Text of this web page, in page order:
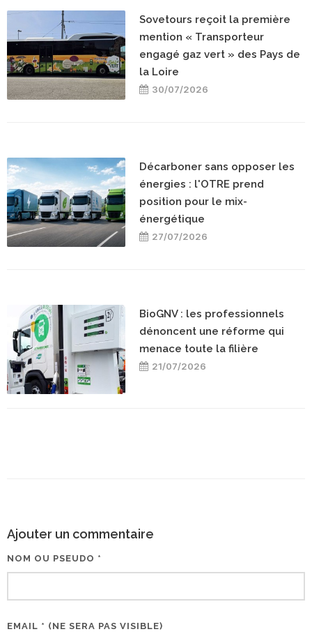
Sovetours reçoit la première
mention « Transporteur
engagé gaz vert » des Pays de
la Loire
30/07/2026
Décarboner sans opposer les
énergies : l'OTRE prend
position pour le mix-
énergétique
27/07/2026
BioGNV : les professionnels
dénoncent une réforme qui
menace toute la filière
21/07/2026
Ajouter un commentaire
NOM OU PSEUDO *
EMAIL * (NE SERA PAS VISIBLE)